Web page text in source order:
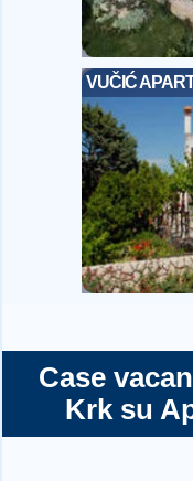
VUČIĆ
Case
Krk su